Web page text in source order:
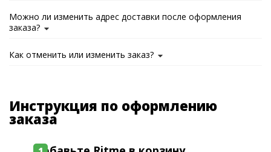
Можно ли изменить адрес доставки после оформления
заказа?
Как отменить или изменить заказ?
Инструкция по оформлению
заказа